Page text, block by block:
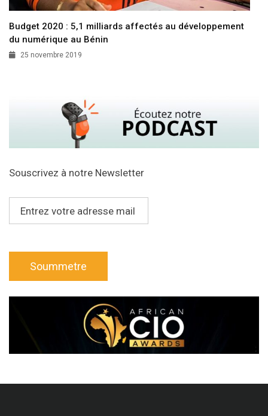
Budget 2020 : 5,1 milliards affectés au développement
du numérique au Bénin
25 novembre 2019
Souscrivez à notre Newsletter